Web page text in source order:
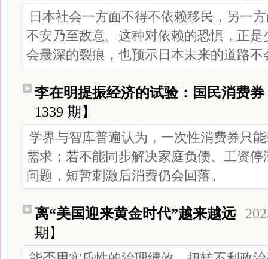
日本社会一方面不得不依赖移民，另一
不安乃至敌意。这种对依赖的恐惧，正
会最深的裂痕，也预示日本未来的道路不
李在明提振经济的试验：国民消费券
1339 期】
学界与智库普遍认为，一次性消费券只
需求；若不能同步解决家庭负债、工资
问题，短暂刺激后消费仍会回落。
离“美国迎来黄金时代”越来越远
期】